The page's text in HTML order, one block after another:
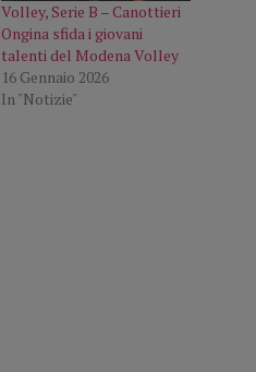
Volley, Serie B – Canottieri
Ongina sfida i giovani
talenti del Modena Volley
16 Gennaio 2026
In "Notizie"